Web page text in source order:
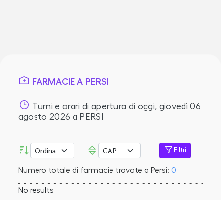
FARMACIE A PERSI
Turni e orari di apertura di oggi, giovedì 06
agosto 2026 a PERSI
Filtri
Numero totale di farmacie trovate a Persi: 0
No results